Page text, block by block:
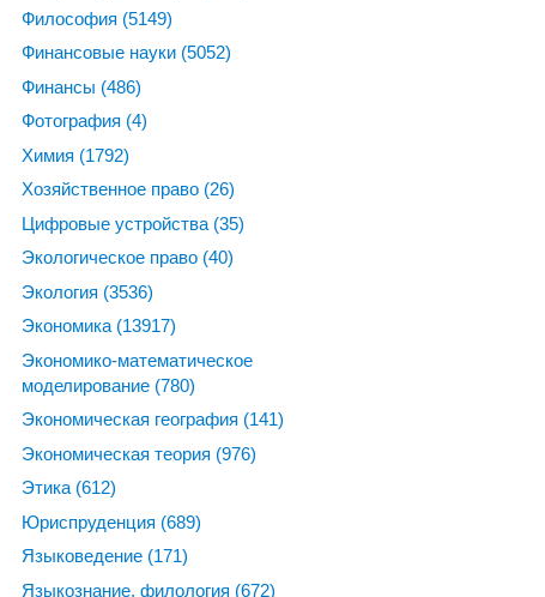
Философия (5149)
Финансовые науки (5052)
Финансы (486)
Фотография (4)
Химия (1792)
Хозяйственное право (26)
Цифровые устройства (35)
Экологическое право (40)
Экология (3536)
Экономика (13917)
Экономико-математическое
моделирование (780)
Экономическая география (141)
Экономическая теория (976)
Этика (612)
Юриспруденция (689)
Языковедение (171)
Языкознание, филология (672)